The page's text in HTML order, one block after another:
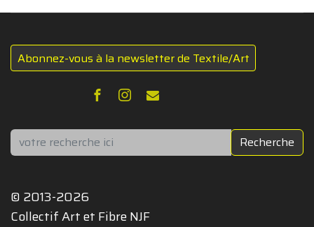
Abonnez-vous à la newsletter de Textile/Art
Rechercher Recherche
© 2013-2026
Collectif Art et Fibre NJF